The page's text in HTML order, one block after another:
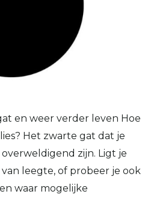
en weer verder leven Hoe
Het zwarte gat dat je
zijn. Ligt je
leegte, of probeer je ook
waar mogelijke